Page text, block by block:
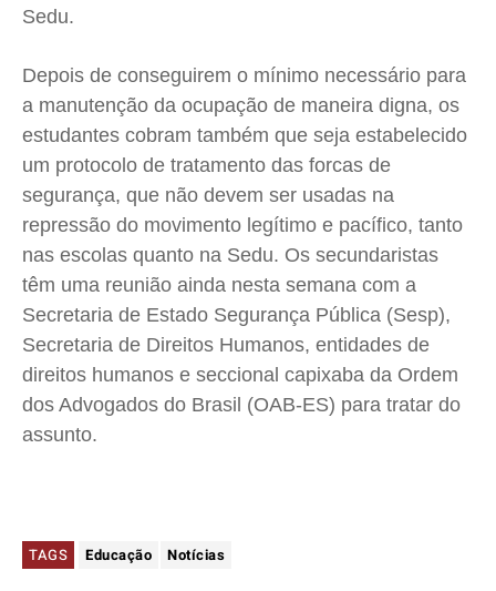
Sedu.
Depois de conseguirem o mínimo necessário para
a manutenção da ocupação de maneira digna, os
estudantes cobram também que seja estabelecido
um protocolo de tratamento das forcas de
segurança, que não devem ser usadas na
repressão do movimento legítimo e pacífico, tanto
nas escolas quanto na Sedu. Os secundaristas
têm uma reunião ainda nesta semana com a
Secretaria de Estado Segurança Pública (Sesp),
Secretaria de Direitos Humanos, entidades de
direitos humanos e seccional capixaba da Ordem
dos Advogados do Brasil (OAB-ES) para tratar do
assunto.
TAGS Educação Notícias